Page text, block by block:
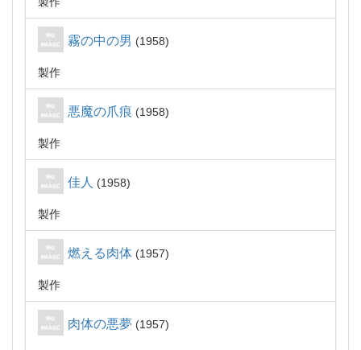
霧の中の男 1958
製作
悪魔の爪痕 1958
製作
佳人 1958
製作
燃える肉体 1957
製作
肉体の悪夢 1957